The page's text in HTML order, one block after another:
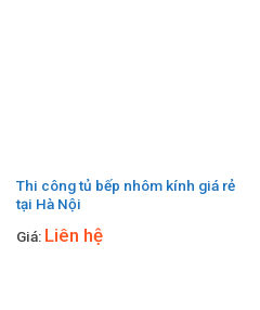
Thi công tủ bếp nhôm kính giá rẻ
tại Hà Nội
Giá: Liên hệ